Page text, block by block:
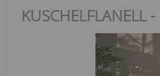
KUSCHELFLANELL